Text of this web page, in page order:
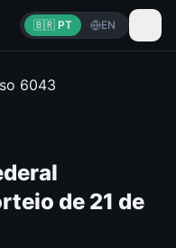
🇧🇷 PT EN
6043
de 21 de